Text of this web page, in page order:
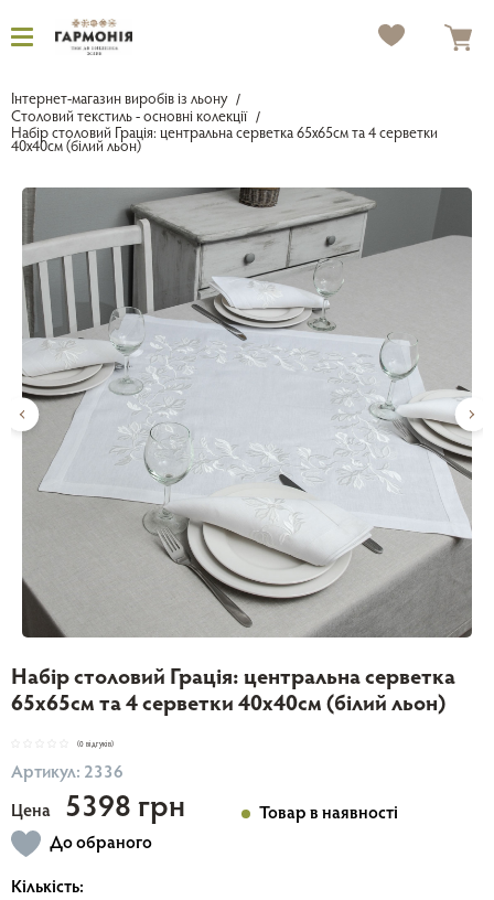
Інтернет-магазин виробів із льону
Столовий текстиль - основні колекції
Набір столовий Грація: центральна серветка 65х65см та 4 серветки
40х40см (білий льон)
Набір столовий Грація: центральна серветка
65х65см та 4 серветки 40х40см (білий льон)
(0 відгуків)
Артикул: 2336
Цена 5398 грн
Товар в наявності
До обраного
Кількість: